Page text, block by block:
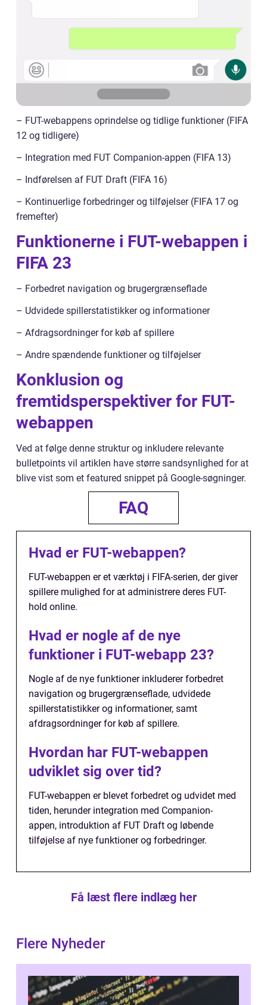
– FUT-webappens oprindelse og tidlige funktioner (FIFA
12 og tidligere)
– Integration med FUT Companion-appen (FIFA 13)
– Indførelsen af FUT Draft (FIFA 16)
– Kontinuerlige forbedringer og tilføjelser (FIFA 17 og
fremefter)
Funktionerne i FUT-webappen i
FIFA 23
– Forbedret navigation og brugergrænseflade
– Udvidede spillerstatistikker og informationer
– Afdragsordninger for køb af spillere
– Andre spændende funktioner og tilføjelser
Konklusion og
fremtidsperspektiver for FUT-
webappen
Ved at følge denne struktur og inkludere relevante
bulletpoints vil artiklen have større sandsynlighed for at
blive vist som et featured snippet på Google-søgninger.
FAQ
Hvad er FUT-webappen?
FUT-webappen er et værktøj i FIFA-serien, der giver
spillere mulighed for at administrere deres FUT-
hold online.
Hvad er nogle af de nye
funktioner i FUT-webapp 23?
Nogle af de nye funktioner inkluderer forbedret
navigation og brugergrænseflade, udvidede
spillerstatistikker og informationer, samt
afdragsordninger for køb af spillere.
Hvordan har FUT-webappen
udviklet sig over tid?
FUT-webappen er blevet forbedret og udvidet med
tiden, herunder integration med Companion-
appen, introduktion af FUT Draft og løbende
tilføjelse af nye funktioner og forbedringer.
Få læst flere indlæg her
Flere Nyheder